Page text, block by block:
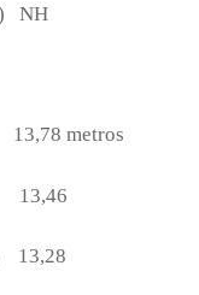
NH
13,78 metros
13,46
13,28